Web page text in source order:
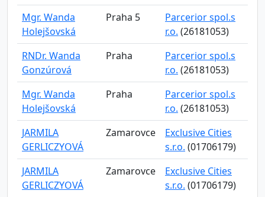
Mgr. Wanda
Holejšovská
Praha 5
Parcerior spol.s
r.o. (26181053)
RNDr. Wanda
Gonzúrová
Praha
Parcerior spol.s
r.o. (26181053)
Mgr. Wanda
Holejšovská
Praha
Parcerior spol.s
r.o. (26181053)
JARMILA
GERLICZYOVÁ
Zamarovce
Exclusive Cities
s.r.o. (01706179)
JARMILA
GERLICZYOVÁ
Zamarovce
Exclusive Cities
s.r.o. (01706179)